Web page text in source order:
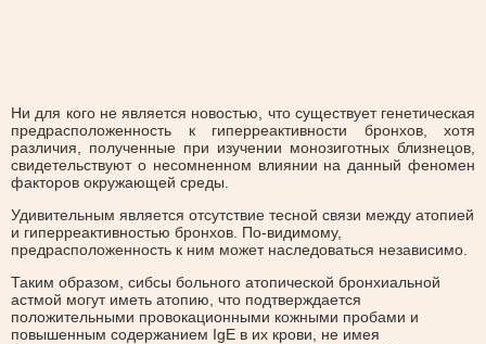
Ни для кого не является новостью, что существует генетическая
предрасположенность к гиперреактивности бронхов, хотя
различия, полученные при изучении монозиготных близнецов,
свидетельствуют о несомненном влиянии на данный феномен
факторов окружающей среды.
Удивительным является отсутствие тесной связи между атопией
и гиперреактивностью бронхов. По-видимому,
предрасположенность к ним может наследоваться независимо.
Таким образом, сибсы больного атопической бронхиальной
астмой могут иметь атопию, что подтверждается
положительными провокационными кожными пробами и
повышенным содержанием IgE в их крови, не имея